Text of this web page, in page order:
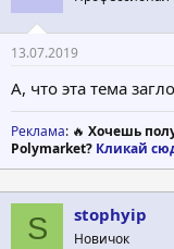
:
13.07.2019
А, что эта тема
Реклама: 🔥 Хочешь
Polymarket? Кликай
S stophyip
Новичок